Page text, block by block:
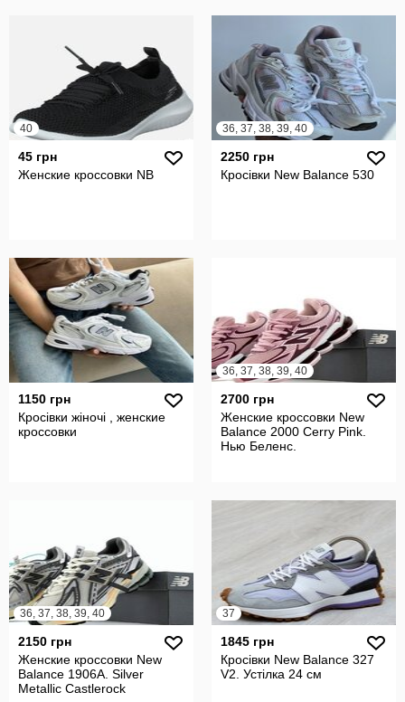
40
45 грн
Женские кроссовки NB
36, 37, 38, 39, 40
2250 грн
Кросівки New Balance 530
1150 грн
Кросівки жіночі , женские
кроссовки
36, 37, 38, 39, 40
2700 грн
Женские кроссовки New
Balance 2000 Cerry Pink.
Нью Беленс.
36, 37, 38, 39, 40
2150 грн
Женские кроссовки New
Balance 1906A. Silver
Metallic Castlerock
37
1845 грн
Кросівки New Balance 327
V2. Устілка 24 см